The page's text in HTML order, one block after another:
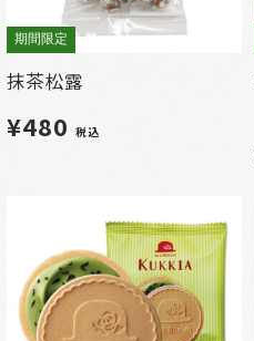
期間限定
抹茶松露
¥480税込